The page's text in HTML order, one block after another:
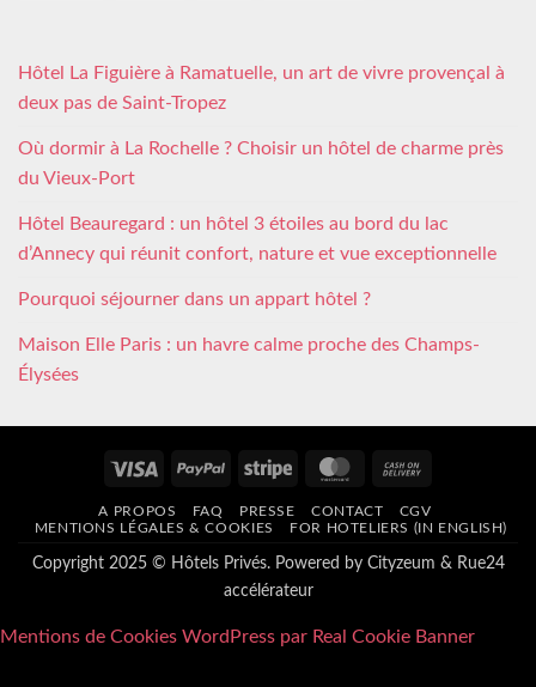
Hôtel La Figuière à Ramatuelle, un art de vivre provençal à
deux pas de Saint-Tropez
Où dormir à La Rochelle ? Choisir un hôtel de charme près
du Vieux-Port
Hôtel Beauregard : un hôtel 3 étoiles au bord du lac
d’Annecy qui réunit confort, nature et vue exceptionnelle
Pourquoi séjourner dans un appart hôtel ?
Maison Elle Paris : un havre calme proche des Champs-
Élysées
Visa PayPal Stripe MasterCard
Delivery
A PROPOS FAQ PRESSE CONTACT
CGV
MENTIONS LÉGALES & COOKIES
FOR HOTELIERS (IN ENGLISH)
Copyright 2025 © Hôtels Privés. Powered by Cityzeum & Rue24
accélérateur
Mentions de Cookies WordPress par Real Cookie Banner